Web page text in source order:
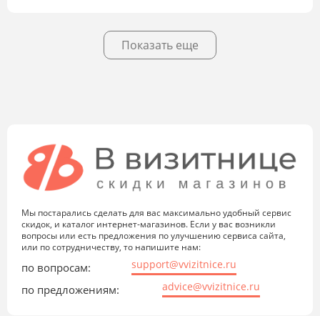
Показать еще
Мы постарались сделать для вас максимально удобный сервис
скидок, и каталог интернет-магазинов. Если у вас возникли
вопросы или есть предложения по улучшению сервиса сайта,
или по сотрудничеству, то напишите нам:
по вопросам: support@vvizitnice.ru
по предложениям: advice@vvizitnice.ru